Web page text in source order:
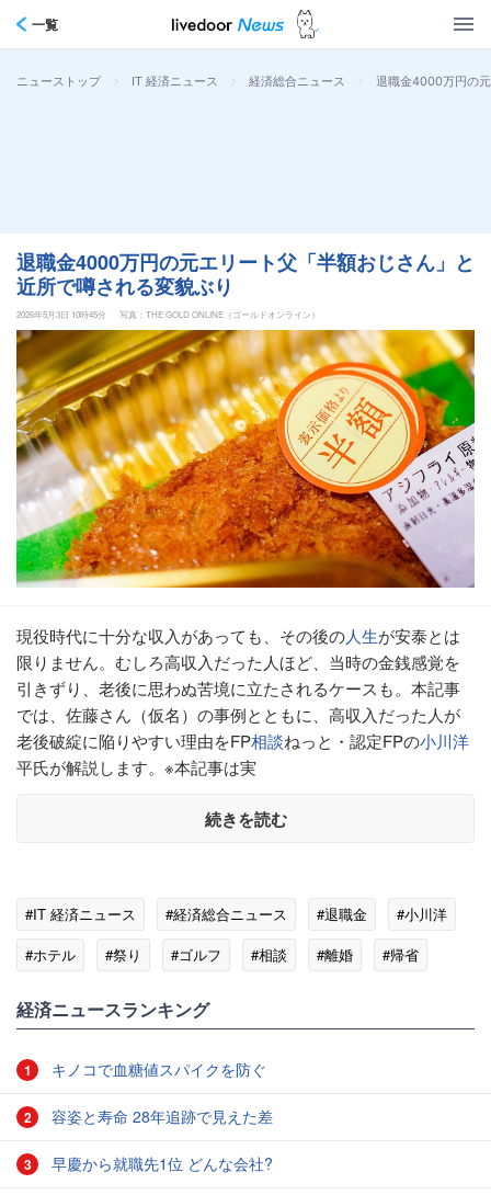
一覧
ニューストップ > IT 経済ニュース > 経済総合ニュース > 退職金4000万円の
退職金4000万円の元エリート父「半額おじさん」と
近所で噂される変貌ぶり
2026年5月3日 10時45分 写真：THE GOLD ONLINE（ゴールドオンライン）
現役時代に十分な収入があっても、その後の人生が安泰とは
限りません。むしろ高収入だった人ほど、当時の金銭感覚を
引きずり、老後に思わぬ苦境に立たされるケースも。本記事
では、佐藤さん（仮名）の事例とともに、高収入だった人が
老後破綻に陥りやすい理由をFP相談ねっと・認定FPの小川洋
平氏が解説します。※本記事は実
続きを読む
#IT 経済ニュース #経済総合ニュース #退職金
#小川洋
#ホテル
#祭り #ゴルフ #相談 #離婚
#帰省
経済ニュースランキング
1 キノコで血糖値スパイクを防ぐ
2 容姿と寿命 28年追跡で見えた差
3 早慶から就職先1位 どんな会社?